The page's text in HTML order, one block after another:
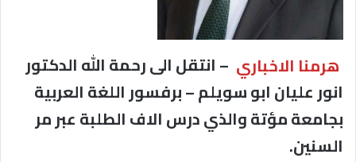
هرمنا الاخباري – انتقل الى رحمة الله الدكتور
انور عليان ابو سويلم – برفسور اللغة العربية
بجامعة مؤتة والذي درس الاف الطلبة عبر مر
السنين.